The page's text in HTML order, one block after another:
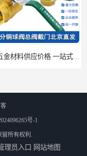
号-1
留所有权利.
理员入口 网站地图